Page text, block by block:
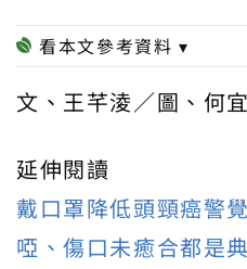
文、王芊淩／圖、何
延伸閱讀
戴口罩降低頭頸癌警
啞、傷口未癒合都是